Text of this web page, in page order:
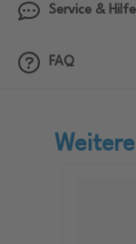
Service & Hilfe
FAQ